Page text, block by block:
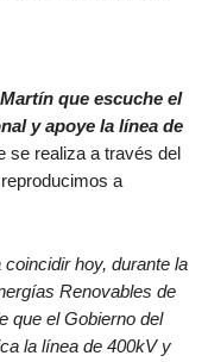
que escuche el
y apoye la línea de
se realiza a través del
a
hoy, durante la
Renovables de
que el Gobierno del
la línea de 400kV y